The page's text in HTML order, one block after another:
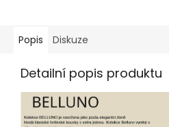
Popis Diskuze
Detailní popis produktu